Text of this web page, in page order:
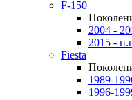
F-150
2004 -
2015 -
Fiesta
1989-
1996-